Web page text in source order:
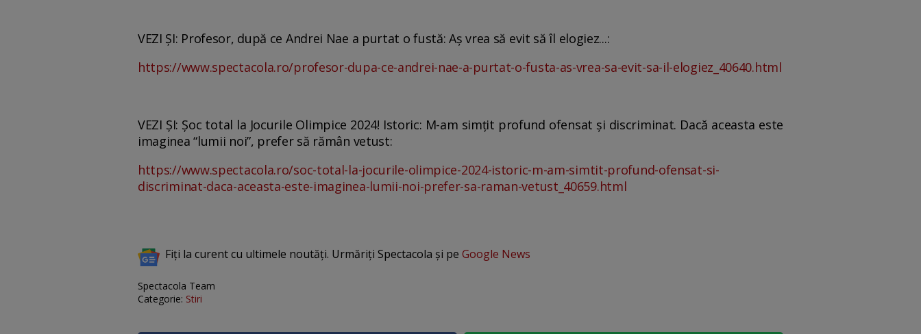
VEZI ȘI: Profesor, după ce Andrei Nae a purtat o fustă: Aș vrea să evit să îl elogiez...:
https://www.spectacola.ro/profesor-dupa-ce-andrei-nae-a-purtat-o-fusta-as-vrea-sa-evit-sa-il-elogiez_40640.html
VEZI ȘI: Șoc total la Jocurile Olimpice 2024! Istoric: M-am simțit profund ofensat și discriminat. Dacă aceasta este
imaginea “lumii noi”, prefer să rămân vetust:
https://www.spectacola.ro/soc-total-la-jocurile-olimpice-2024-istoric-m-am-simtit-profund-ofensat-si-
discriminat-daca-aceasta-este-imaginea-lumii-noi-prefer-sa-raman-vetust_40659.html
Fiți la curent cu ultimele noutăți. Urmăriți Spectacola și pe Google News
Spectacola Team
Categorie: Stiri